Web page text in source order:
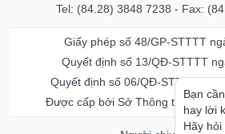
Tel: (84.28) 3848 7238 - Fax:
Giấy phép số 48/GP-STTTT
Quyết định số 13/QĐ-STTTT
Quyết định số 06/QĐ-STTTT-ICP
Được cấp bởi Sở Thông tin và
Bạn
hay lời
Hãy